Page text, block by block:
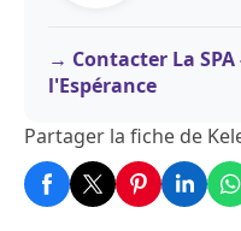
Contacter La
l'Espérance
Partager la fiche de